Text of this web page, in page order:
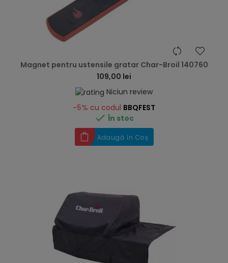
Magnet pentru ustensile gratar Char-Broil 140760
109,00 lei
Niciun review
-5% cu codul BBQFEST
 În stoc
Adaugă în Coș